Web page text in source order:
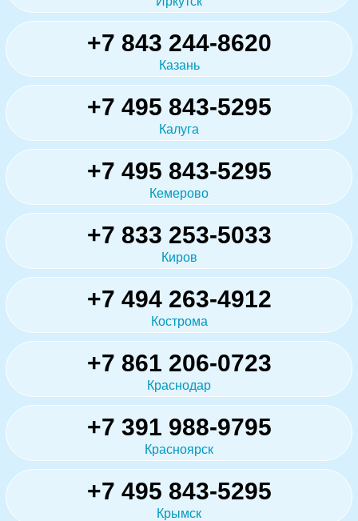
+7 843 244-8620
Казань
+7 495 843-5295
Калуга
+7 495 843-5295
Кемерово
+7 833 253-5033
Киров
+7 494 263-4912
Кострома
+7 861 206-0723
Краснодар
+7 391 988-9795
Красноярск
+7 495 843-5295
Крымск